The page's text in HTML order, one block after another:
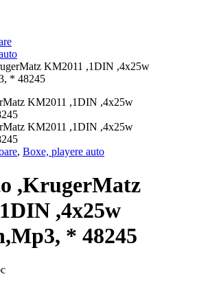
KM2011 ,1DIN ,4x25w
* 48245
, Boxe, playere auto
,KrugerMatz
,4x25w
* 48245